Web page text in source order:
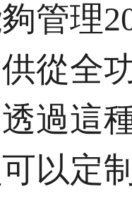
管理
從全
過這
以定